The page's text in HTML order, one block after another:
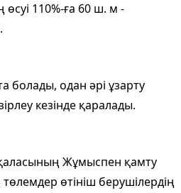
110%-ға 60 ш. м -
одан әрі ұзарту
кезінде қаралады.
Жұмыспен қамту
өтініш берушілердің